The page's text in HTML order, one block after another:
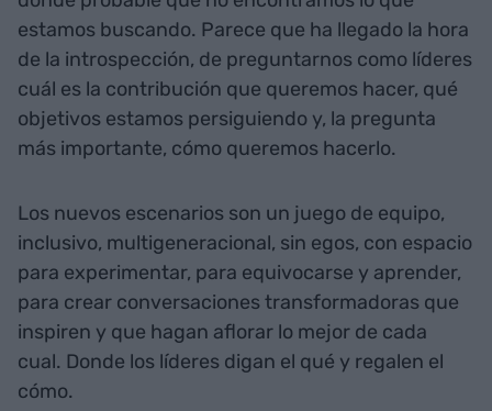
estamos buscando. Parece que ha llegado la hora
de la introspección, de preguntarnos como líderes
cuál es la contribución que queremos hacer, qué
objetivos estamos persiguiendo y, la pregunta
más importante, cómo queremos hacerlo.
Los nuevos escenarios son un juego de equipo,
inclusivo, multigeneracional, sin egos, con espacio
para experimentar, para equivocarse y aprender,
para crear conversaciones transformadoras que
inspiren y que hagan aflorar lo mejor de cada
cual. Donde los líderes digan el qué y regalen el
cómo.